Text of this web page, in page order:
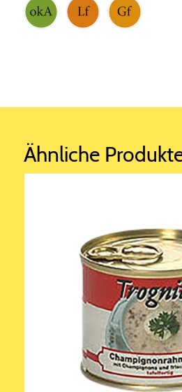
Ähnliche